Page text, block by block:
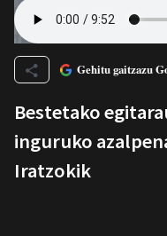
Gehitu gaitzazu
Bestetako
inguruko
Iratzokik